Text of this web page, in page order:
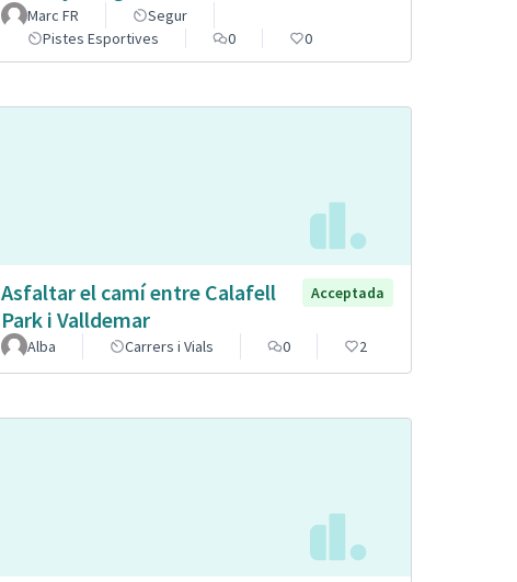
Marc FR
Segur
Pistes Esportives
0 0
Asfaltar el camí entre Calafell
Park i Valldemar
Acceptada
Alba Carrers i Vials 0 2